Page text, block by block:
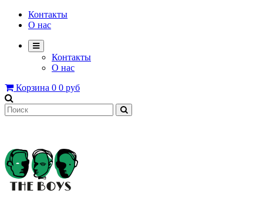
Контакты
О нас
Контакты
О нас
Корзина 0 0 руб